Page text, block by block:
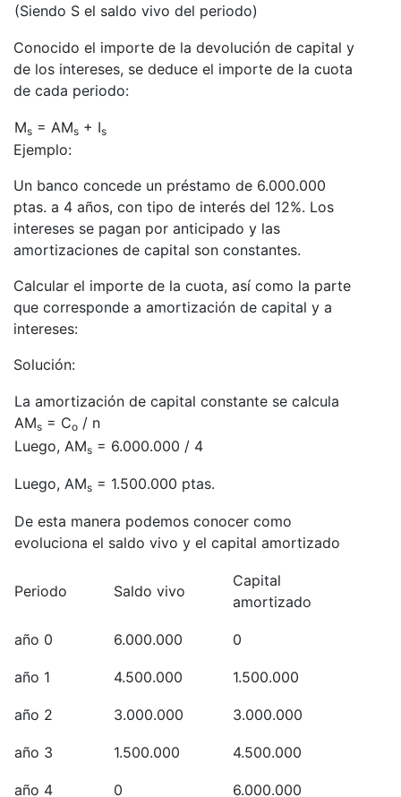
(Siendo S el saldo vivo del periodo)
Conocido el importe de la devolución de capital y
de los intereses, se deduce el importe de la cuota
de cada periodo:
Ms = AMs + Is
Ejemplo:
Un banco concede un préstamo de 6.000.000
ptas. a 4 años, con tipo de interés del 12%. Los
intereses se pagan por anticipado y las
amortizaciones de capital son constantes.
Calcular el importe de la cuota, así como la parte
que corresponde a amortización de capital y a
intereses:
Solución:
La amortización de capital constante se calcula
AMs = Co / n
Luego, AMs = 6.000.000 / 4
Luego, AMs = 1.500.000 ptas.
De esta manera podemos conocer como
evoluciona el saldo vivo y el capital amortizado
Periodo Saldo vivo
Capital
amortizado
año 0 6.000.000 0
año 1 4.500.000 1.500.000
año 2 3.000.000 3.000.000
año 3 1.500.000 4.500.000
año 4 0 6.000.000